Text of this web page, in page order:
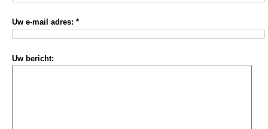
Uw e-mail adres: *
Uw bericht: